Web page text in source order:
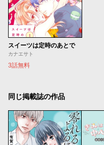
スイーツは定時のあとで
カナエサト
3話無料
同じ掲載誌の作品